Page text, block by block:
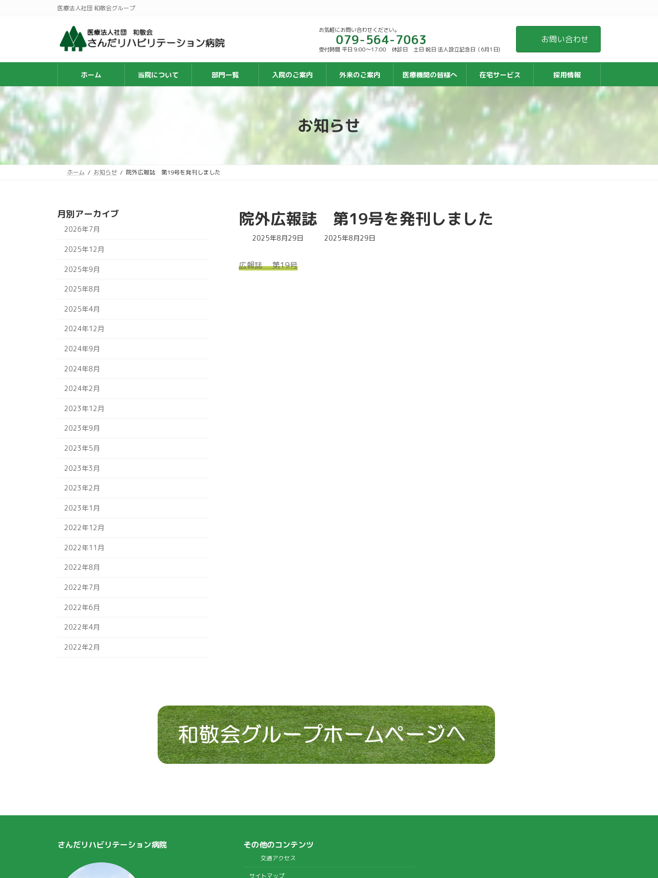
へ
キ
ッ
プ
ョ
に
移
動
医療法人社団 和敬会グループ
お気軽にお問い合わせください。
079-564-7063
受付時間 平日 9:00〜17:00 休診日 土日 祝日 法人設立記念日（6月1日)
お問い合わせ
ホーム 当院について 部門一覧 入院のご案内 外来のご案内 医療機関の皆様へ 在宅サービス 採用情報
お知らせ
ホーム お知らせ 院外広報誌 第19号を発刊しました
院外広報誌 第19号を発刊しました
2025年8月29日
最
2025年8月29日
広報誌 第19号
月別アーカイブ
2026年7月
2025年12月
2025年9月
2025年8月
2025年4月
2024年12月
2024年9月
2024年8月
2024年2月
2023年12月
2023年9月
2023年5月
2023年3月
2023年2月
2023年1月
2022年12月
2022年11月
2022年8月
2022年7月
2022年6月
2022年4月
2022年2月
さんだリハビリテーション病院 その他のコンテンツ
交通アクセス
サイトマップ